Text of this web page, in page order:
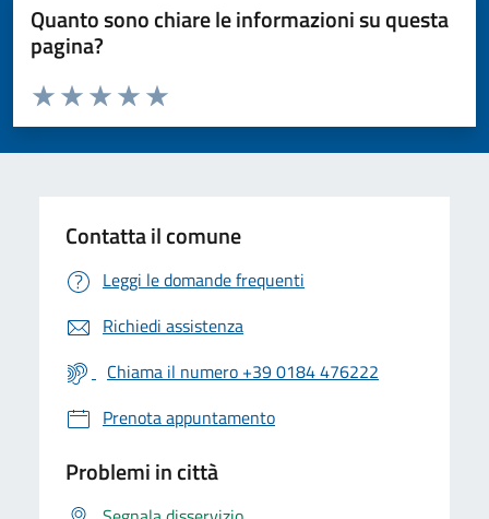
Quanto sono chiare le informazioni su questa
pagina?
Valuta da 1 a 5 stelle la pagina
Valuta 5 stelle su 5
Valuta 4 stelle su 5
Valuta 3 stelle su 5
Valuta 2 stelle su 5
Valuta 1 stelle su 5
Contatta il comune
Leggi le domande frequenti
Richiedi assistenza
Chiama il numero +39 0184 476222
Prenota appuntamento
Problemi in città